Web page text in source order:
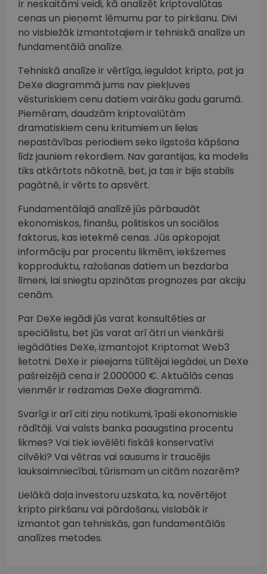
Ir neskaitāmi veidi, kā analizēt kriptovalūtas
cenas un pieņemt lēmumu par to pirkšanu. Divi
no visbiežāk izmantotajiem ir tehniskā analīze un
fundamentālā analīze.
Tehniskā analīze ir vērtīga, ieguldot kripto, pat ja
DeXe diagrammā jums nav piekļuves
vēsturiskiem cenu datiem vairāku gadu garumā.
Piemēram, daudzām kriptovalūtām
dramatiskiem cenu kritumiem un lielas
nepastāvības periodiem seko ilgstoša kāpšana
līdz jauniem rekordiem. Nav garantijas, ka modelis
tiks atkārtots nākotnē, bet, ja tas ir bijis stabils
pagātnē, ir vērts to apsvērt.
Fundamentālajā analīzē jūs pārbaudāt
ekonomiskos, finanšu, politiskos un sociālos
faktorus, kas ietekmē cenas. Jūs apkopojat
informāciju par procentu likmēm, iekšzemes
kopproduktu, ražošanas datiem un bezdarba
līmeni, lai sniegtu apzinātas prognozes par akciju
cenām.
Par DeXe iegādi jūs varat konsultēties ar
speciālistu, bet jūs varat arī ātri un vienkārši
iegādāties DeXe, izmantojot Kriptomat Web3
lietotni. DeXe ir pieejams tūlītējai iegādei, un DeXe
pašreizējā cena ir 2.000000 €. Aktuālās cenas
vienmēr ir redzamas DeXe diagrammā.
Svarīgi ir arī citi ziņu notikumi, īpaši ekonomiskie
rādītāji. Vai valsts banka paaugstina procentu
likmes? Vai tiek ievēlēti fiskāli konservatīvi
cilvēki? Vai vētras vai sausums ir traucējis
lauksaimniecībai, tūrismam un citām nozarēm?
Lielākā daļa investoru uzskata, ka, novērtējot
kripto pirkšanu vai pārdošanu, vislabāk ir
izmantot gan tehniskās, gan fundamentālās
analīzes metodes.